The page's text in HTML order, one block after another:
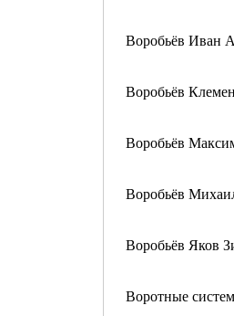
Воробьёв Иван
Воробьёв
Воробьёв
Воробьёв
Воробьёв Яков
Воротные